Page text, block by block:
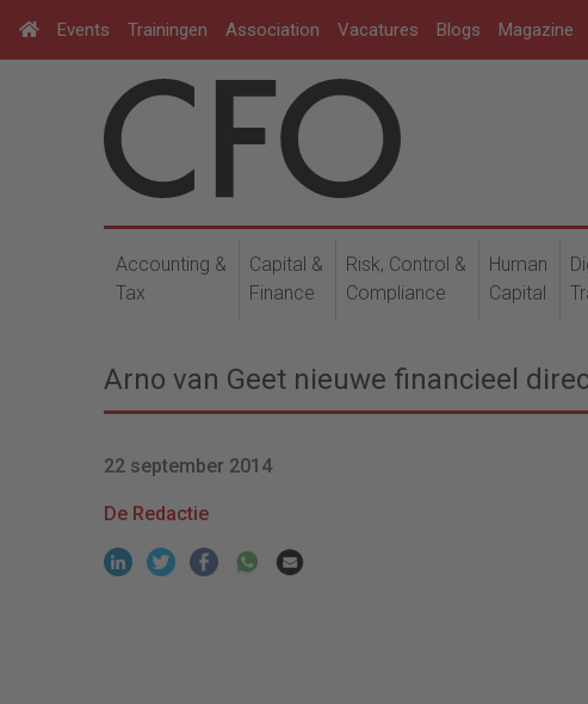
Events Trainingen Association Vacatures Blogs Magazine
Accounting &
Tax
Capital &
Finance
Risk, Control &
Compliance
Human
Capital
Arno van Geet nieuwe financieel
22 september 2014
De Redactie